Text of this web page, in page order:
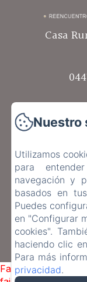
Casa
Failed to load
Nuestro
Utilizamos
para
navegación y
basados en
Puedes
en "Configurar
cookies".
haciendo clic
Para más
privacidad.